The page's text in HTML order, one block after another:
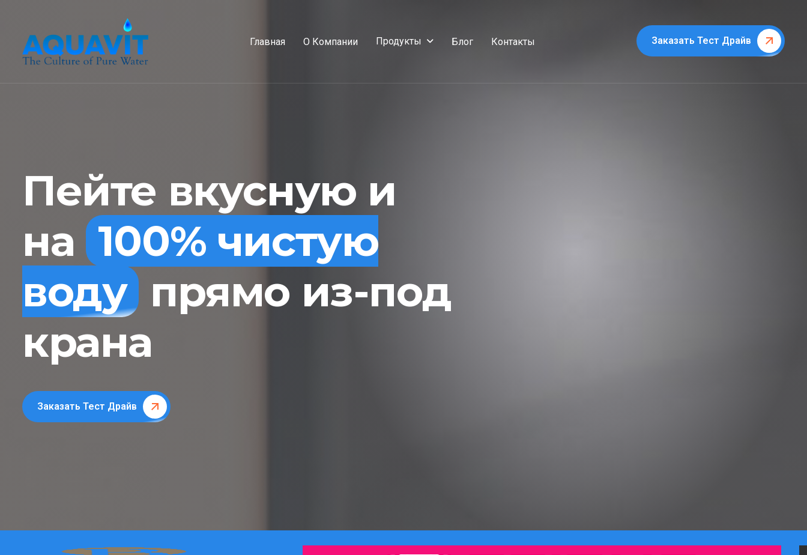
Главная О Компании Продукты Блог Контакты Заказать Тест Драйв
Пейте вкусную и
на 100% чистую
воду прямо из-под
крана
Заказать Тест Драйв